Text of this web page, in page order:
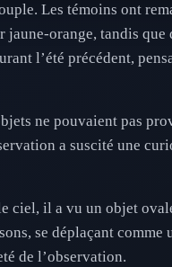
Les témoins ont
orange, tandis
l’été précédent,
ne pouvaient pas
a suscité une
ciel, il a vu un objet
se déplaçant
de l’observation.